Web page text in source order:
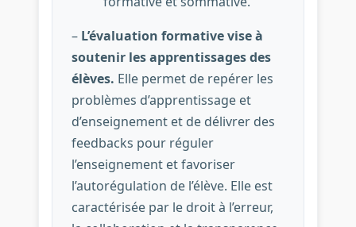
– L’évaluation formative vise à
soutenir les apprentissages des
élèves. Elle permet de repérer les
problèmes d’apprentissage et
d’enseignement et de délivrer des
feedbacks pour réguler
l’enseignement et favoriser
l’autorégulation de l’élève. Elle est
caractérisée par le droit à l’erreur,